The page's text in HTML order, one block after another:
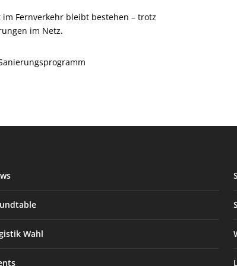
Fernverkehr bleibt bestehen – trotz
im Netz.
Wahl